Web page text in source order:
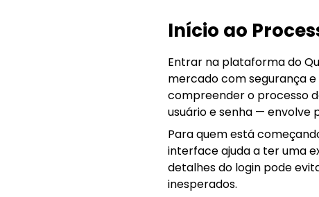
Início ao
Entrar na plataforma do
mercado com segurança
compreender o processo
usuário e senha — envolve
Para quem está
interface ajuda a ter uma
detalhes do login pode
inesperados.